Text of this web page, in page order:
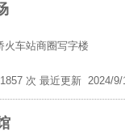
火车站商圈写字楼
次 最近更新 2024/